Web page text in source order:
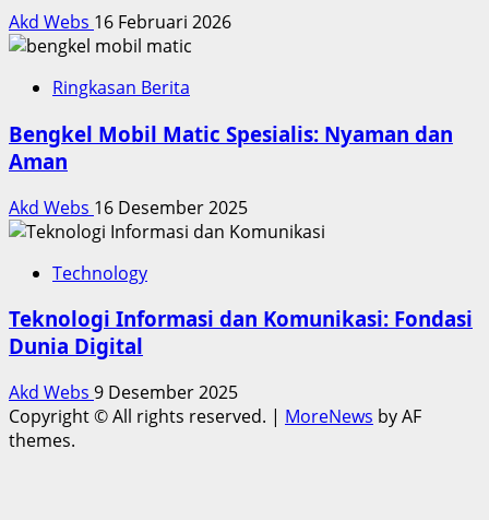
Akd Webs 16 Februari 2026
Ringkasan Berita
Bengkel Mobil Matic Spesialis: Nyaman dan
Aman
Akd Webs 16 Desember 2025
Technology
Teknologi Informasi dan Komunikasi: Fondasi
Dunia Digital
Akd Webs 9 Desember 2025
Copyright © All rights reserved. | MoreNews by AF
themes.